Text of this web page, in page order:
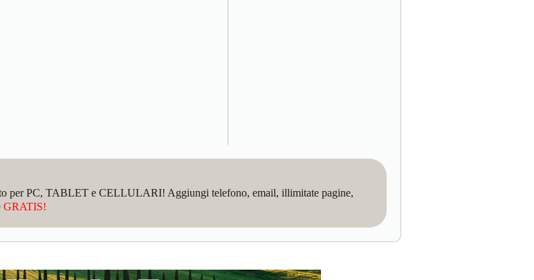
per PC, TABLET e CELLULARI! Aggiungi telefono, email, illimitate pagine,
GRATIS!